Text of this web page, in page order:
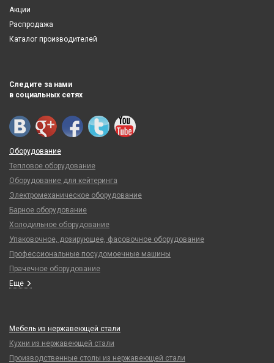
Акции
Распродажа
Каталог производителей
Следите за нами
в социальных сетях
Оборудование
Тепловое оборудование
Оборудование для кейтеринга
Электромеханическое оборудование
Барное оборудование
Холодильное оборудование
Упаковочное, дозирующее, фасовочное оборудование
Профессиональные посудомоечные машины
Прачечное оборудование
Еще
Мебель из нержавеющей стали
Кухни из нержавеющей стали
Производственные столы из нержавеющей стали